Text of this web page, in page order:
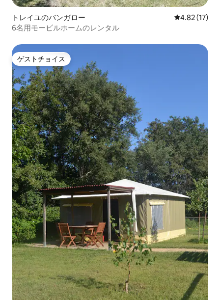
トレイユのバンガロー レビュー17
4.82 (17)
6名用モービルホームのレンタル
ゲストチョイス
ゲストチョイス